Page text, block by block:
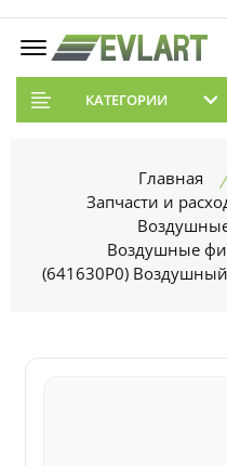
КАТЕГОРИИ
Главная
Запчасти и
Воздушные
(641630P0) Воздушный